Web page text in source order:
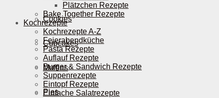
Cookies
Cupcakes
Muffins
Pies
Plätzchen Rezepte
Bake Together Rezepte
Kochrezepte
Kochrezepte A-Z
Feierabendküche
Pasta Rezepte
Auflauf Rezepte
Burger & Sandwich Rezepte
Suppenrezepte
Eintopf Rezepte
Einfache Salatrezepte